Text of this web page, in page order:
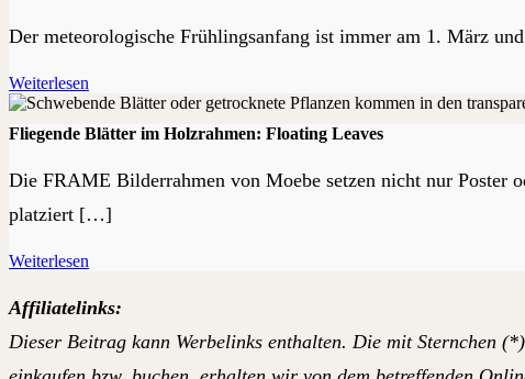
Der meteorologische Frühlingsanfang ist immer am 1. März
Weiterlesen
Fliegende Blätter im Holzrahmen: Floating Leaves
Die FRAME Bilderrahmen von Moebe setzen nicht nur Poster
platziert […]
Weiterlesen
Affiliatelinks:
Dieser Beitrag kann Werbelinks enthalten. Die mit Sternchen